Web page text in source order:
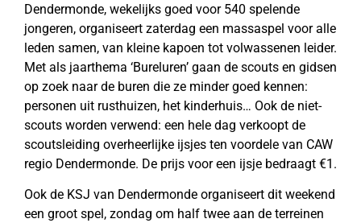
Dendermonde, wekelijks goed voor 540 spelende
jongeren, organiseert zaterdag een massaspel voor alle
leden samen, van kleine kapoen tot volwassenen leider.
Met als jaarthema ‘Bureluren’ gaan de scouts en gidsen
op zoek naar de buren die ze minder goed kennen:
personen uit rusthuizen, het kinderhuis… Ook de niet-
scouts worden verwend: een hele dag verkoopt de
scoutsleiding overheerlijke ijsjes ten voordele van CAW
regio Dendermonde. De prijs voor een ijsje bedraagt €1.
Ook de KSJ van Dendermonde organiseert dit weekend
een groot spel, zondag om half twee aan de terreinen